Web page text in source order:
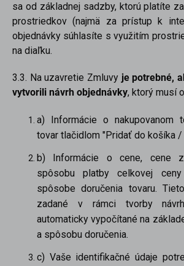
sa od základnej sadzby, ktorú platíte
prostriedkov (najmä za prístup k
objednávky súhlasíte s využitím
na diaľku.
3.3. Na uzavretie Zmluvy je potrebné,
vytvorili návrh objednávky, ktorý musí
a) Informácie o nakupovanom
tovar tlačidlom "Pridať do košíka /
b) Informácie o cene, cene
spôsobu platby celkovej
spôsobe doručenia tovaru.
zadané v rámci tvorby
automaticky vypočítané na
a spôsobu doručenia.
c) Vaše identifikačné údaje